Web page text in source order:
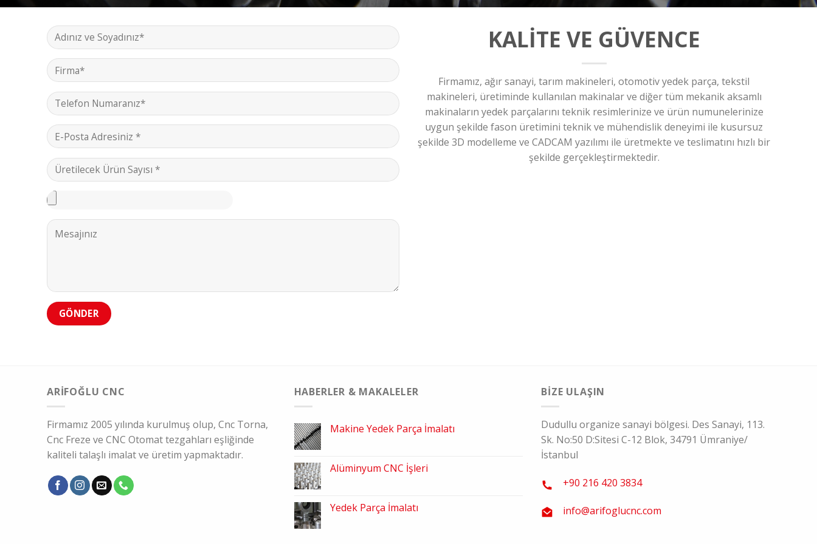
KALİTE VE GÜVENCE
Firmamız, ağır sanayi, tarım makineleri, otomotiv yedek parça, tekstil
makineleri, üretiminde kullanılan makinalar ve diğer tüm mekanik aksamlı
makinaların yedek parçalarını teknik resimlerinize ve ürün numunelerinize
uygun şekilde fason üretimini teknik ve mühendislik deneyimi ile kusursuz
şekilde 3D modelleme ve CADCAM yazılımı ile üretmekte ve teslimatını hızlı bir
şekilde gerçekleştirmektedir.
ARIFOĞLU CNC
Firmamız 2005 yılında kurulmuş olup, Cnc Torna,
Cnc Freze ve CNC Otomat tezgahları eşliğinde
kaliteli talaşlı imalat ve üretim yapmaktadır.
HABERLER & MAKALELER
Makine Yedek Parça İmalatı
Alüminyum CNC İşleri
Yedek Parça İmalatı
BIZE ULAŞIN
Dudullu organize sanayi bölgesi. Des Sanayi, 113.
Sk. No:50 D:Sitesi C-12 Blok, 34791 Ümraniye/
İstanbul
+90 216 420 3834
info@arifoglucnc.com